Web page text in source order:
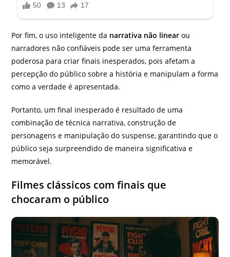
Por fim, o uso inteligente da narrativa não linear ou
narradores não confiáveis pode ser uma ferramenta
poderosa para criar finais inesperados, pois afetam a
percepção do público sobre a história e manipulam a forma
como a verdade é apresentada.
Portanto, um final inesperado é resultado de uma
combinação de técnica narrativa, construção de
personagens e manipulação do suspense, garantindo que o
público seja surpreendido de maneira significativa e
memorável.
Filmes clássicos com finais que
chocaram o público